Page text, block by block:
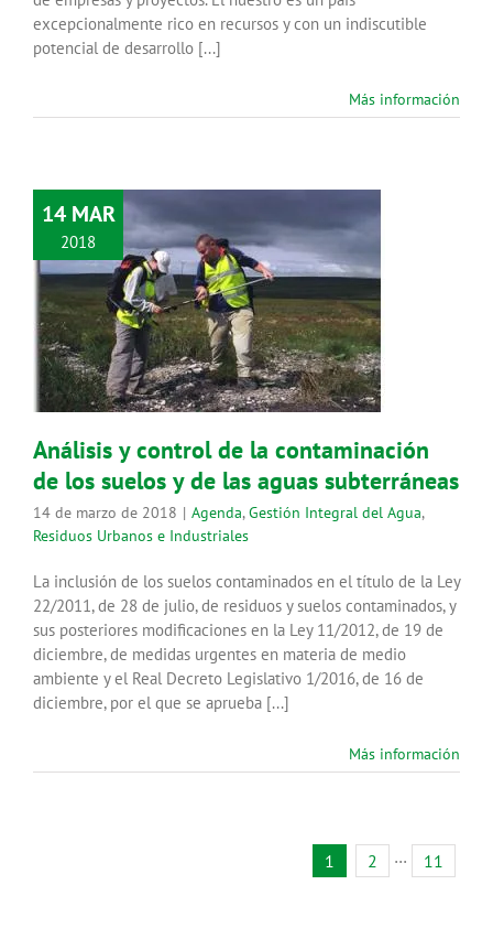
excepcionalmente rico en recursos y con un indiscutible
potencial de desarrollo [...]
Más información
14 MAR
2018
Análisis y control de la
contaminación de los suelos y de
las aguas subterráneas
Agenda Gestión Integral del Agua
Residuos Urbanos e Industriales
Análisis y control de la contaminación
de los suelos y de las aguas subterráneas
14 de marzo de 2018 | Agenda,Gestión Integral del Agua,
Residuos Urbanos e Industriales
La inclusión de los suelos contaminados en el título de la Ley
22/2011, de 28 de julio, de residuos y suelos contaminados, y
sus posteriores modificaciones en la Ley 11/2012, de 19 de
diciembre, de medidas urgentes en materia de medio
ambiente y el Real Decreto Legislativo 1/2016, de 16 de
diciembre, por el que se aprueba [...]
Más información
1 2 ··· 11